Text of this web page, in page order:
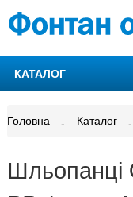
КАТАЛОГ
Головна Каталог
Шльопанці